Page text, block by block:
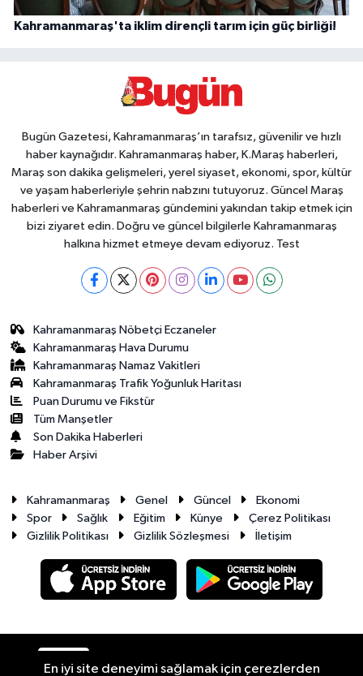
Kahramanmaraş'ta iklim dirençli tarım için güç birliği!
Bugün Gazetesi, Kahramanmaraş’ın tarafsız, güvenilir ve hızlı
haber kaynağıdır. Kahramanmaraş haber, K.Maraş haberleri,
Maraş son dakika gelişmeleri, yerel siyaset, ekonomi, spor, kültür
ve yaşam haberleriyle şehrin nabzını tutuyoruz. Güncel Maraş
haberleri ve Kahramanmaraş gündemini yakından takip etmek için
bizi ziyaret edin. Doğru ve güncel bilgilerle Kahramanmaraş
halkına hizmet etmeye devam ediyoruz. Test
Kahramanmaraş Nöbetçi Eczaneler
Kahramanmaraş Hava Durumu
Kahramanmaraş Namaz Vakitleri
Kahramanmaraş Trafik Yoğunluk Haritası
Puan Durumu ve Fikstür
Tüm Manşetler
Son Dakika Haberleri
Haber Arşivi
Kahramanmaraş Genel Güncel
Ekonomi
Spor
Sağlık Eğitim Künye
Çerez Politikası
Gizlilik Politikası
Gizlilik Sözleşmesi İletişim
En iyi site deneyimi sağlamak için çerezlerden